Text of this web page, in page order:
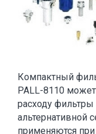
Компактный
PALL-8110
расходу фильтры
альтернативной
применяются